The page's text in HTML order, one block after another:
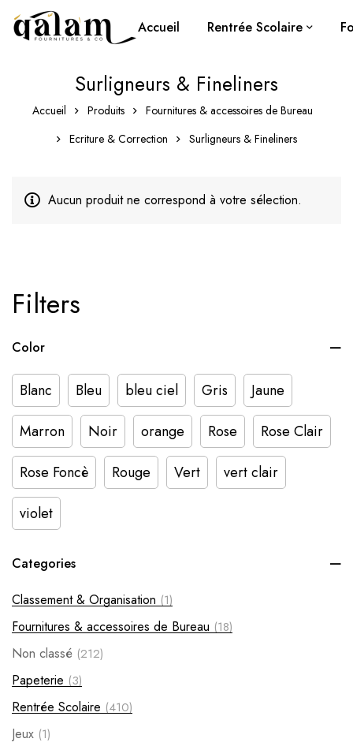
Accueil Rentrée Scolaire
Surligneurs & Fineliners
Accueil Produits
Fournitures & accessoires de Bureau
Ecriture & Correction
Surligneurs & Fineliners
Filters
Color
Blanc Bleu bleu ciel Gris
Jaune
Marron
Noir orange Rose
Rose Clair
Rose Foncè
Rouge Vert
vert clair
violet
Categories
Classement & Organisation (1)
Fournitures & accessoires de Bureau (18)
Non classé (212)
Papeterie (3)
Rentrée Scolaire (410)
Jeux (1)
Aucun produit ne correspond à votre sélection.